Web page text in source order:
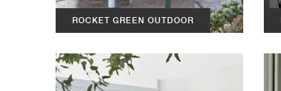
ROCKET GREEN OUTDOOR